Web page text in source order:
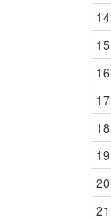
14
15
16
17
18
19
20
21